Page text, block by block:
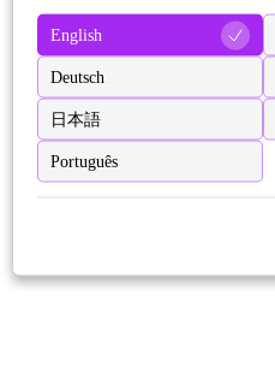
English
Deutsch
日本語
Português